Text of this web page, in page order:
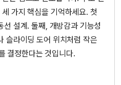
가지 핵심을 기억하세요. 첫
설계. 둘째, 개방감과 기능성
슬라이딩 도어 위치처럼 작은
결정한다는 것입니다.